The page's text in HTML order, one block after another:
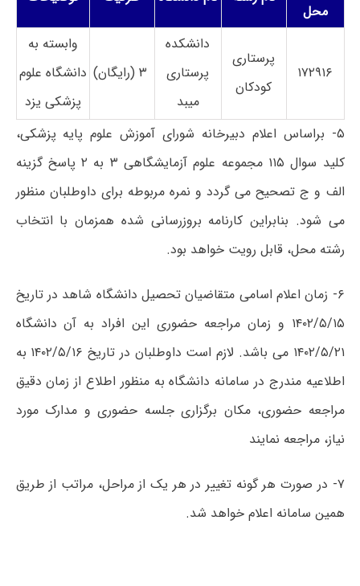
محل
۱۷۲۹۱۶
پرستاری
کودکان
دانشکده
پرستاری
میبد
۳ (رایگان)
وابسته به
دانشگاه علوم
پزشکی یزد
۵- براساس اعلام دبیرخانه شورای آموزش علوم پایه پزشکی،
کلید سوال ۱۱۵ مجموعه علوم آزمایشگاهی ۳ به ۲ پاسخ گزینه
الف و ج تصحیح می گردد و نمره مربوطه برای داوطلبان منظور
می شود. بنابراین کارنامه بروزرسانی شده همزمان با انتخاب
رشته محل، قابل رویت خواهد بود.
۶- زمان اعلام اسامی متقاضیان تحصیل دانشگاه شاهد در تاریخ
۱۴۰۲/۵/۱۵ و زمان مراجعه حضوری این افراد به آن دانشگاه
۱۴۰۲/۵/۲۱ می باشد. لازم است داوطلبان در تاریخ ۱۴۰۲/۵/۱۶ به
اطلاعیه مندرج در سامانه دانشگاه به منظور اطلاع از زمان دقیق
مراجعه حضوری، مکان برگزاری جلسه حضوری و مدارک مورد
نیاز، مراجعه نمایند
۷- در صورت هر گونه تغییر در هر یک از مراحل، مراتب از طریق
همین سامانه اعلام خواهد شد.